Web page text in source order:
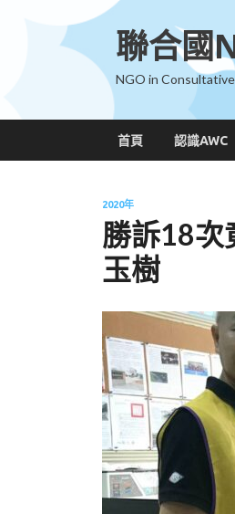
聯合國
NGO in
首頁 認識AWC
2020年
勝訴18次
玉樹